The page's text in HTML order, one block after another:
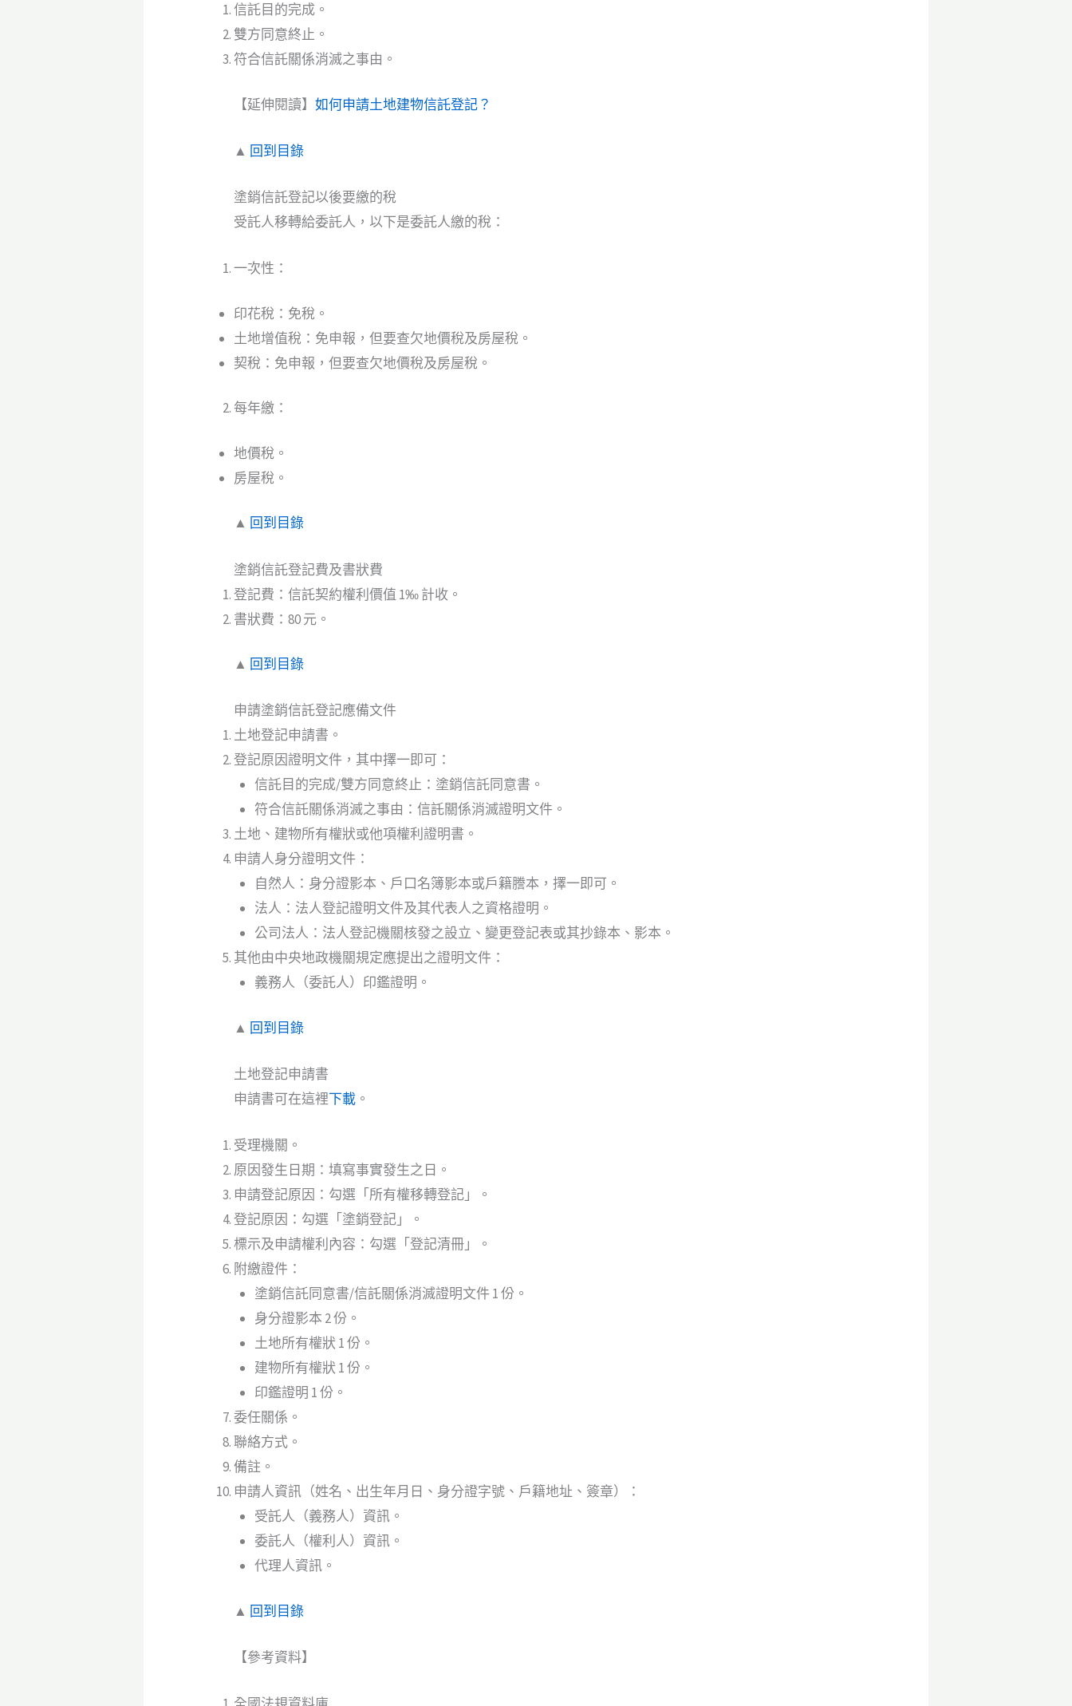
信託目的完成。
雙方同意終止。
符合信託關係消滅之事由。
【延伸閱讀】如何申請土地建物信託登記？
▲ 回到目錄
塗銷信託登記以後要繳的稅
受託人移轉給委託人，以下是委託人繳的稅：
一次性：
印花稅：免稅。
土地增值稅：免申報，但要查欠地價稅及房屋稅。
契稅：免申報，但要查欠地價稅及房屋稅。
每年繳：
地價稅。
房屋稅。
▲ 回到目錄
塗銷信託登記費及書狀費
登記費：信託契約權利價值 1‰ 計收。
書狀費：80 元。
▲ 回到目錄
申請塗銷信託登記應備文件
土地登記申請書。
登記原因證明文件，其中擇一即可：
信託目的完成/雙方同意終止：塗銷信託同意書。
符合信託關係消滅之事由：信託關係消滅證明文件。
土地、建物所有權狀或他項權利證明書。
申請人身分證明文件：
自然人：身分證影本、戶口名簿影本或戶籍謄本，擇一即可。
法人：法人登記證明文件及其代表人之資格證明。
公司法人：法人登記機關核發之設立、變更登記表或其抄錄本、影本。
其他由中央地政機關規定應提出之證明文件：
義務人（委託人）印鑑證明。
▲ 回到目錄
土地登記申請書
申請書可在這裡下載 。
受理機關。
原因發生日期：填寫事實發生之日。
申請登記原因：勾選「所有權移轉登記」。
登記原因：勾選「塗銷登記」。
標示及申請權利內容：勾選「登記清冊」。
附繳證件：
塗銷信託同意書/信託關係消滅證明文件 1 份。
身分證影本 2 份。
土地所有權狀 1 份。
建物所有權狀 1 份。
印鑑證明 1 份。
委任關係。
聯絡方式。
備註。
申請人資訊（姓名、出生年月日、身分證字號、戶籍地址、簽章）：
受託人（義務人）資訊。
委託人（權利人）資訊。
代理人資訊。
▲ 回到目錄
【參考資料】